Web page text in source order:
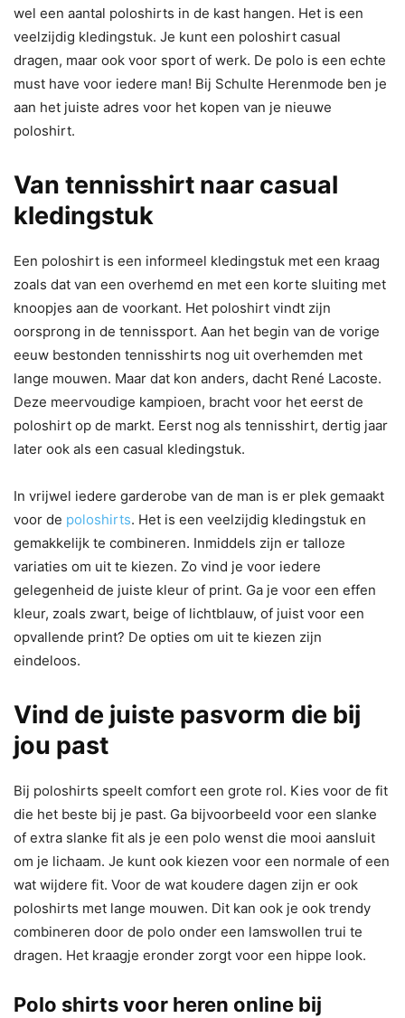
wel een aantal poloshirts in de kast hangen. Het is een
veelzijdig kledingstuk. Je kunt een poloshirt casual
dragen, maar ook voor sport of werk. De polo is een echte
must have voor iedere man! Bij Schulte Herenmode ben je
aan het juiste adres voor het kopen van je nieuwe
poloshirt.
Van tennisshirt naar casual
kledingstuk
Een poloshirt is een informeel kledingstuk met een kraag
zoals dat van een overhemd en met een korte sluiting met
knoopjes aan de voorkant. Het poloshirt vindt zijn
oorsprong in de tennissport. Aan het begin van de vorige
eeuw bestonden tennisshirts nog uit overhemden met
lange mouwen. Maar dat kon anders, dacht René Lacoste.
Deze meervoudige kampioen, bracht voor het eerst de
poloshirt op de markt. Eerst nog als tennisshirt, dertig jaar
later ook als een casual kledingstuk.
In vrijwel iedere garderobe van de man is er plek gemaakt
voor de poloshirts. Het is een veelzijdig kledingstuk en
gemakkelijk te combineren. Inmiddels zijn er talloze
variaties om uit te kiezen. Zo vind je voor iedere
gelegenheid de juiste kleur of print. Ga je voor een effen
kleur, zoals zwart, beige of lichtblauw, of juist voor een
opvallende print? De opties om uit te kiezen zijn
eindeloos.
Vind de juiste pasvorm die bij
jou past
Bij poloshirts speelt comfort een grote rol. Kies voor de fit
die het beste bij je past. Ga bijvoorbeeld voor een slanke
of extra slanke fit als je een polo wenst die mooi aansluit
om je lichaam. Je kunt ook kiezen voor een normale of een
wat wijdere fit. Voor de wat koudere dagen zijn er ook
poloshirts met lange mouwen. Dit kan ook je ook trendy
combineren door de polo onder een lamswollen trui te
dragen. Het kraagje eronder zorgt voor een hippe look.
Polo shirts voor heren online bij